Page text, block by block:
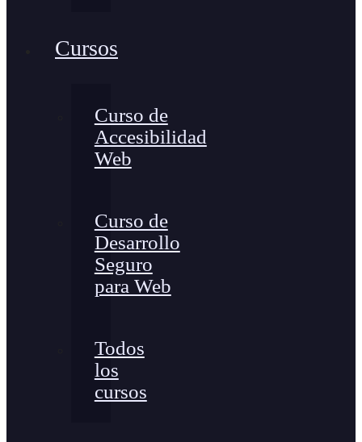
Cursos
Curso de
Accesibilidad
Web
Curso de
Desarrollo
Seguro
para Web
Todos
los
cursos